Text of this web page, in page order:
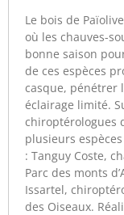
Le bois de
où les chauves-
bonne saison
de ces espèces
casque, pénétrer
éclairage limité.
chiroptérologues
plusieurs
: Tanguy Coste,
Parc des monts
Issartel,
des Oiseaux.